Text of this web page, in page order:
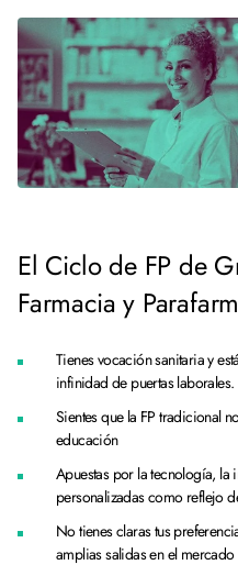
El Ciclo de FP de
Farmacia y
Tienes vocación sanitaria y
infinidad de puertas laborales.
Sientes que la FP tradicional
educación
Apuestas por la tecnología, la
personalizadas como reflejo
No tienes claras tus
amplias salidas en el